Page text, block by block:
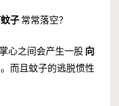
子 常常落空？
心之间会产生一股 向
而且蚊子的逃脱惯性